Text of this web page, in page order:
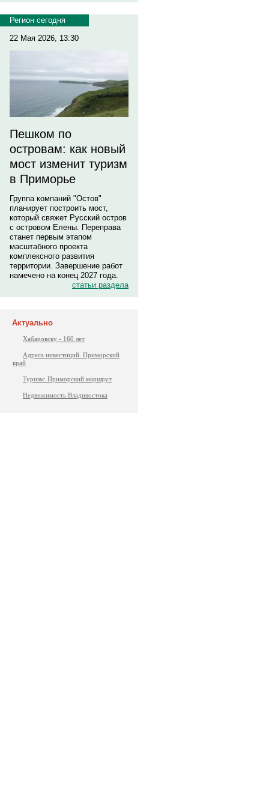
Регион сегодня
22 Мая 2026, 13:30
Пешком по
островам: как новый
мост изменит туризм
в Приморье
Группа компаний "Остов"
планирует построить мост,
который свяжет Русский остров
с островом Елены. Переправа
станет первым этапом
масштабного проекта
комплексного развития
территории. Завершение работ
намечено на конец 2027 года.
статьи раздела
Актуально
Хабаровску - 160 лет
Адреса инвестиций. Приморский
край
Туризм: Приморский маршрут
Недвижимость Владивостока